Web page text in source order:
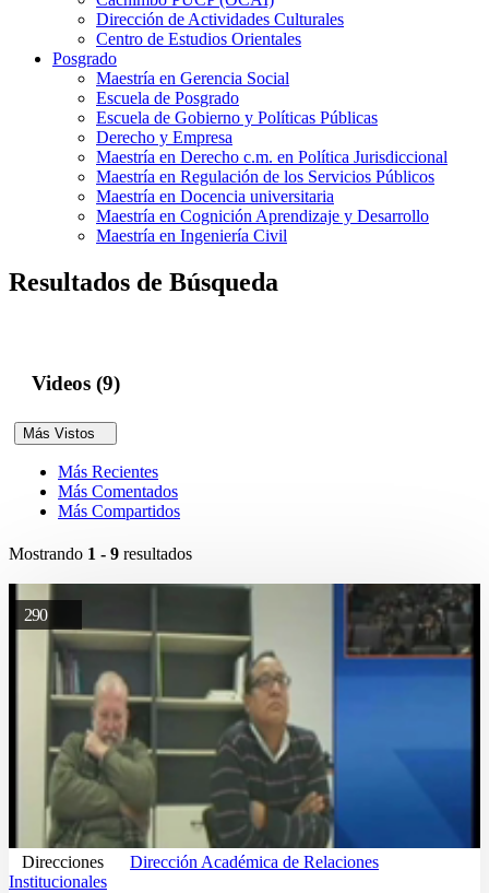
Dirección de Actividades Culturales
Centro de Estudios Orientales
Posgrado
Maestría en Gerencia Social
Escuela de Posgrado
Escuela de Gobierno y Políticas Públicas
Derecho y Empresa
Maestría en Derecho c.m. en Política Jurisdiccional
Maestría en Regulación de los Servicios Públicos
Maestría en Docencia universitaria
Maestría en Cognición Aprendizaje y Desarrollo
Maestría en Ingeniería Civil
Resultados de Búsqueda
Videos (9)
Más Vistos
Más Recientes
Más Comentados
Más Compartidos
Mostrando 1 - 9 resultados
290
Direcciones
Dirección Académica de Relaciones
Institucionales